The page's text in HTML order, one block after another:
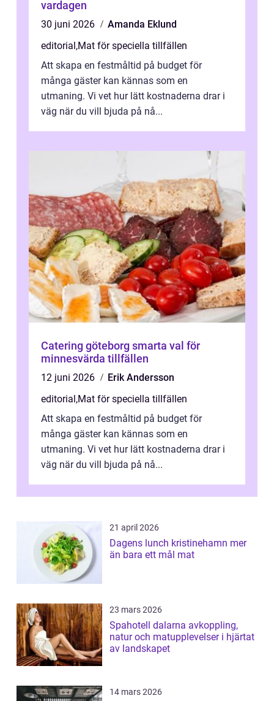
vardagen
30 juni 2026
Amanda Eklund
editorial,Mat för speciella tillfällen
Att skapa en festmåltid på budget för
många gäster kan kännas som en
utmaning. Vi vet hur lätt kostnaderna drar i
väg när du vill bjuda på nå...
Catering göteborg smarta val för
minnesvärda tillfällen
12 juni 2026
Erik Andersson
editorial,Mat för speciella tillfällen
Att skapa en festmåltid på budget för
många gäster kan kännas som en
utmaning. Vi vet hur lätt kostnaderna drar i
väg när du vill bjuda på nå...
21 april 2026
Dagens lunch kristinehamn mer
än bara ett mål mat
23 mars 2026
Spahotell dalarna avkoppling,
natur och matupplevelser i hjärtat
av landskapet
14 mars 2026